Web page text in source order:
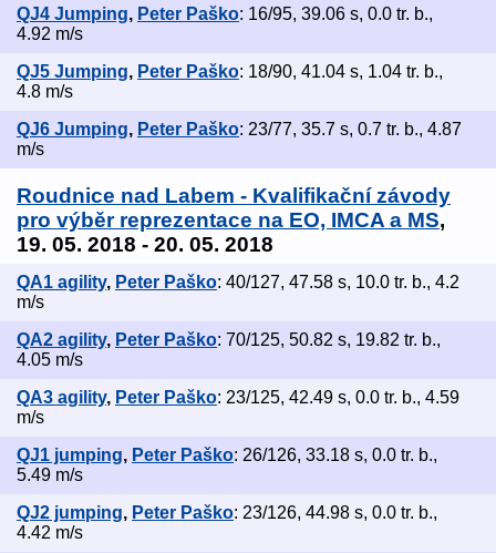
QJ4 Jumping, Peter Paško: 16/95, 39.06 s, 0.0 tr. b.,
4.92 m/s
QJ5 Jumping, Peter Paško: 18/90, 41.04 s, 1.04 tr. b.,
4.8 m/s
QJ6 Jumping, Peter Paško: 23/77, 35.7 s, 0.7 tr. b., 4.87
m/s
Roudnice nad Labem - Kvalifikační závody
pro výběr reprezentace na EO, IMCA a MS,
19. 05. 2018 - 20. 05. 2018
QA1 agility, Peter Paško: 40/127, 47.58 s, 10.0 tr. b., 4.2
m/s
QA2 agility, Peter Paško: 70/125, 50.82 s, 19.82 tr. b.,
4.05 m/s
QA3 agility, Peter Paško: 23/125, 42.49 s, 0.0 tr. b., 4.59
m/s
QJ1 jumping, Peter Paško: 26/126, 33.18 s, 0.0 tr. b.,
5.49 m/s
QJ2 jumping, Peter Paško: 23/126, 44.98 s, 0.0 tr. b.,
4.42 m/s